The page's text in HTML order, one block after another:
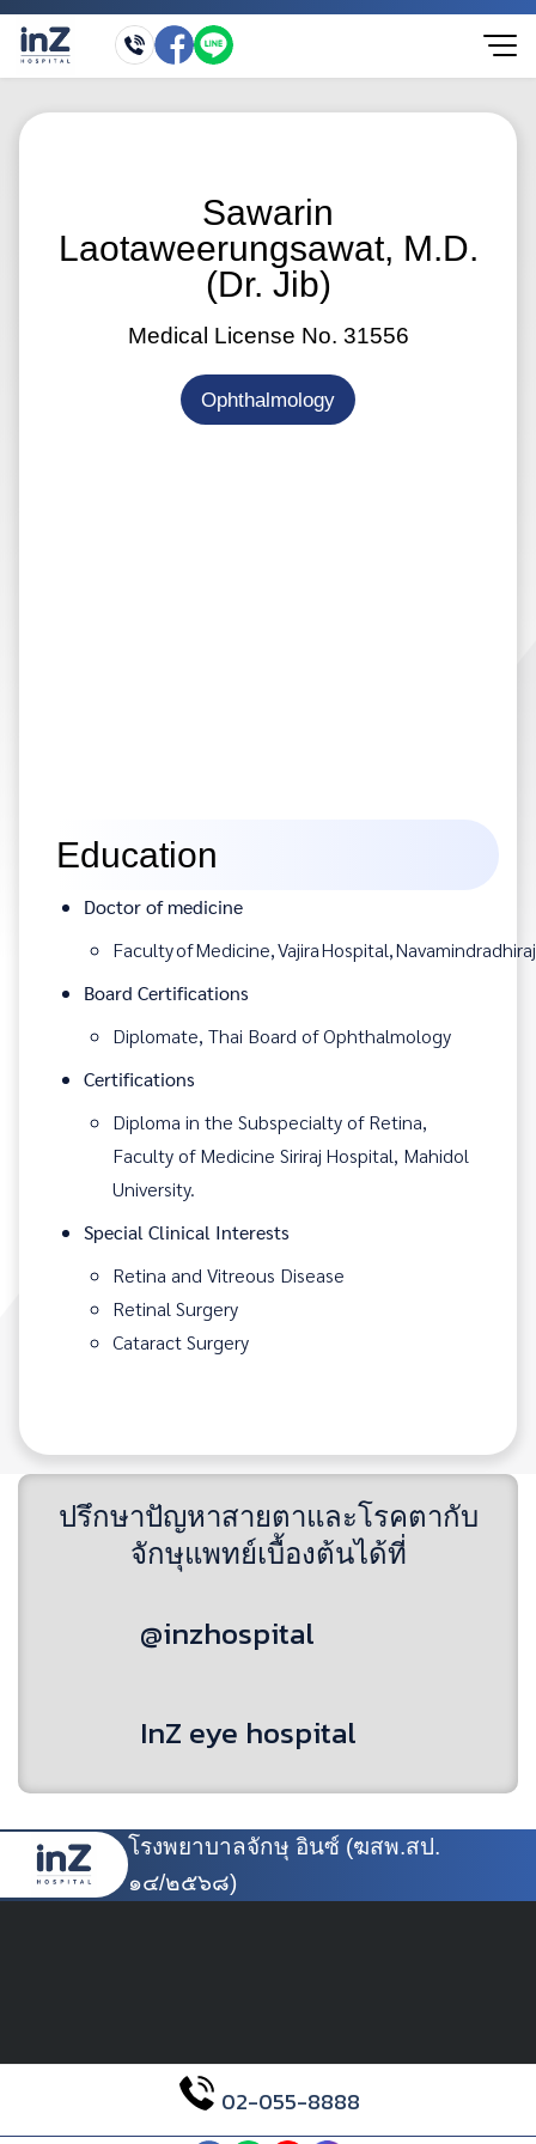
Sawarin
Laotaweerungsawat, M.D.
(Dr. Jib)
Medical License No. 31556
Ophthalmology
Education
Doctor of medicine
Faculty of Medicine, Vajira Hospital,
Board Certifications
Diplomate, Thai Board of Ophthalmology
Certifications
Diploma in the Subspecialty of Retina,
Faculty of Medicine Siriraj Hospital, Mahidol
University.
Special Clinical Interests
Retina and Vitreous Disease
Retinal Surgery
Cataract Surgery
ปรึกษาปัญหาสายตาและโรคตากับ
จักษุแพทย์เบื้องต้นได้ที่
@inzhospital
InZ eye hospital
โรงพยาบาลจักษุ อินซ์ (ฆสพ.สป.
๑๔/๒๕๖๘)
02-055-8888